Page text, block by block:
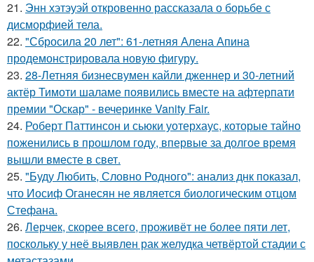
21. Энн хэтэуэй откровенно рассказала о борьбе с
дисморфией тела.
22. "Сбросила 20 лет": 61-летняя Алена Апина
продемонстрировала новую фигуру.
23. 28-Летняя бизнесвумен кайли дженнер и 30-летний
актёр Тимоти шаламе появились вместе на афтерпати
премии "Оскар" - вечеринке Vanity Fair.
24. Роберт Паттинсон и сьюки уотерхаус, которые тайно
поженились в прошлом году, впервые за долгое время
вышли вместе в свет.
25. "Буду Любить, Словно Родного": анализ днк показал,
что Иосиф Оганесян не является биологическим отцом
Стефана.
26. Лерчек, скорее всего, проживёт не более пяти лет,
поскольку у неё выявлен рак желудка четвёртой стадии с